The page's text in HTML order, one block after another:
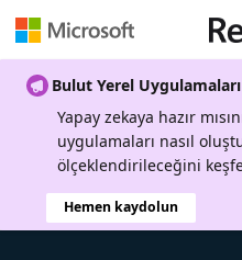
Bulut Yerel
Yapay zekaya hazır
uygulamaları nasıl
ölçeklendirileceğini
Hemen kaydolun